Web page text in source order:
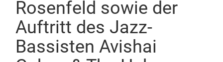
Rosenfeld sowie der
Auftritt des Jazz-
Bassisten Avishai